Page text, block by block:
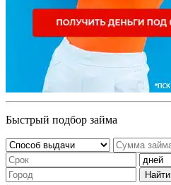
Быстрый подбор займа
Найти